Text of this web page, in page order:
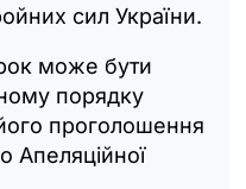
сил України.
може бути
порядку
проголошення
Апеляційної